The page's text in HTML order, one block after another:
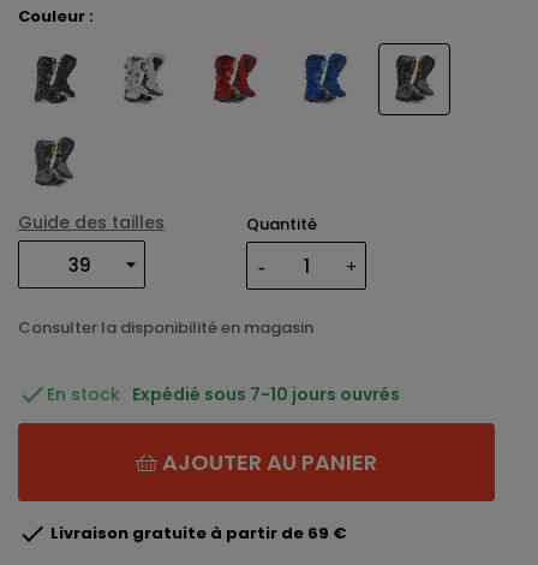
Couleur :
Guide des tailles Quantité
Consulter la disponibilité en magasin
 En stock Expédié sous 7-10 jours ouvrés
AJOUTER AU PANIER
 Livraison gratuite à partir de 69 €